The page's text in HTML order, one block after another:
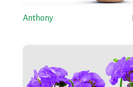
Anthony